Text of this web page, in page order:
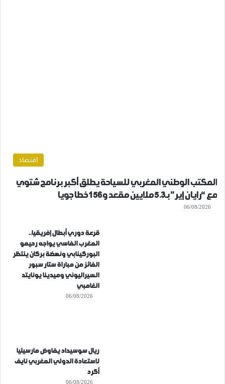
اقتصاد
المكتب الوطني المغربي للسياحة يطلق أكبر برنامج شتوي
مع “رايان إير” بـ5.3 ملايين مقعد و156 خطا جويا
06/08/2026
قرعة دوري أبطال إفريقيا..
المغرب الفاسي يواجه رحيمو
البوركينابي ونهضة بركان ينتظر
الفائز من مباراة ستار سبور
السيراليوني وميدينا يونايتد
الغامبي
06/08/2026
ريال سوسيداد يفاوض مارسيليا
لاستعادة الدولي المغربي نايف
أكرد